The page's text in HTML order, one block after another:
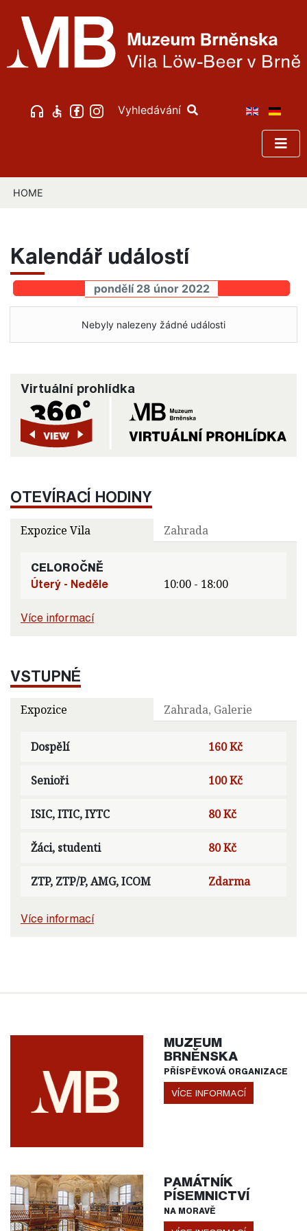
Vyhledávání
HOME
Kalendář událostí
pondělí 28 únor 2022
Nebyly nalezeny žádné události
Virtuální prohlídka
OTEVÍRACÍ HODINY
Expozice Vila Zahrada
CELOROČNĚ
Úterý - Neděle
10:00 - 18:00
Více informací
VSTUPNÉ
Expozice Zahrada, Galerie
Dospělí 160 Kč
Senioři 100 Kč
ISIC, ITIC, IYTC 80 Kč
Žáci, studenti 80 Kč
ZTP, ZTP/P, AMG, ICOM Zdarma
Více informací
MUZEUM
BRNĚNSKA
PŘÍSPĚVKOVÁ ORGANIZACE
VÍCE INFORMACÍ
PAMÁTNÍK
PÍSEMNICTVÍ
NA MORAVĚ